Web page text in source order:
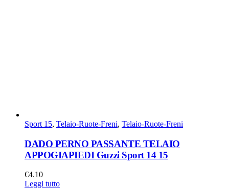
Sport 15, Telaio-Ruote-Freni, Telaio-Ruote-Freni
DADO PERNO PASSANTE TELAIO
APPOGIAPIEDI Guzzi Sport 14 15
€4.10
Leggi tutto